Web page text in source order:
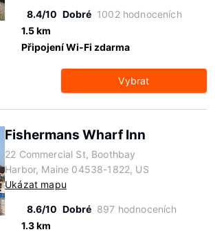
8.4/10 Dobré 1002 hodnoceních
1.5 km
Připojení Wi-Fi zdarma
Vybrat
Fishermans Wharf Inn
22 Commercial St, Boothbay
Harbor, Maine 04538-1822, US
Ukázat mapu
8.6/10 Dobré 897 hodnoceních
1.3 km